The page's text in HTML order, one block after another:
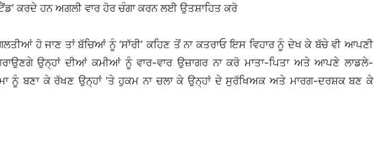
ਕਰਦੇ ਹਨ ਅਗਲੀ ਵਾਰ ਹੋਰ ਚੰਗਾ ਕਰਨ ਲਈ ਉਤਸ਼ਾਹਿਤ ਕਰੋ
ਹੋ ਜਾਣ ਤਾਂ ਬੱਚਿਆਂ ਨੂੰ ‘ਸਾੱਰੀ’ ਕਹਿਣ ਤੋਂ ਨਾ ਕਤਰਾਓ ਇਸ ਵਿਹਾਰ ਨੂੰ ਦੇਖ ਕੇ ਬੱਚੇ ਵੀ ਆਪਣੀ
ਉਨ੍ਹਾਂ ਦੀਆਂ ਕਮੀਆਂ ਨੂੰ ਵਾਰ-ਵਾਰ ਉਜ਼ਾਗਰ ਨਾ ਕਰੋ ਮਾਤਾ-ਪਿਤਾ ਅਤੇ ਆਪਣੇ ਲਾਡਲੇ-
ਨੂੰ ਬਣਾ ਕੇ ਰੱਖਣ ਉਨ੍ਹਾਂ ’ਤੇ ਹੁਕਮ ਨਾ ਚਲਾ ਕੇ ਉਨ੍ਹਾਂ ਦੇ ਸੁਰੱਖਿਅਕ ਅਤੇ ਮਾਰਗ-ਦਰਸ਼ਕ ਬਣ ਕੇ